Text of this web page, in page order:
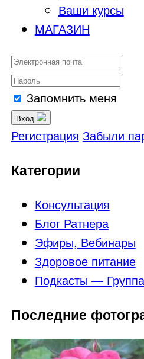
Ваши курсы
МАГАЗИН
Запомнить меня
Вход
Регистрация Забыли
Категории
Консультация
Блог Ратнера
Эфиры, Вебинары
Здоровое питание
Подкасты — Группа
Последние